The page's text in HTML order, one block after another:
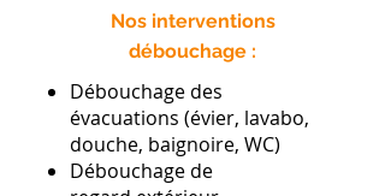
Nos interventions
débouchage :
Débouchage des
évacuations (évier, lavabo,
douche, baignoire, WC)
Débouchage de